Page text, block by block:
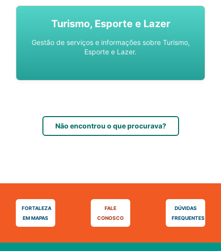
Turismo, Esporte e Lazer
Gestão de serviços e informações sobre Turismo,
Esporte e Lazer.
Não encontrou o que procurava?
FORTALEZA
EM MAPAS
FALE
CONOSCO
DÚVIDAS
FREQUENTES